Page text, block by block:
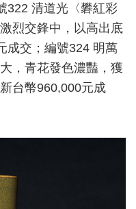
322 清道光〈礬紅彩
烈交鋒中，以高出底
成交；編號324 明萬
，青花發色濃豔，獲
台幣960,000元成